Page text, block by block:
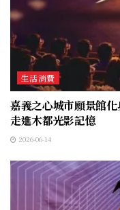
生活消費
嘉義之心城市願景館
走進木都光影記憶
2026-06-14